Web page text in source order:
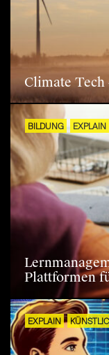
Climate
BILDUNG EXPLAIN
Plattformen
EXPLAIN